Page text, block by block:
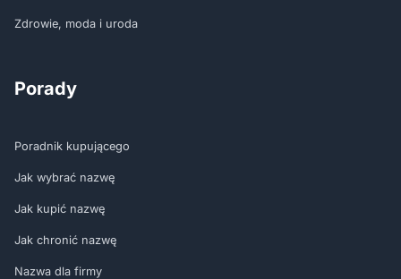
Zdrowie, moda i uroda
Porady
Poradnik kupującego
Jak wybrać nazwę
Jak kupić nazwę
Jak chronić nazwę
Nazwa dla firmy